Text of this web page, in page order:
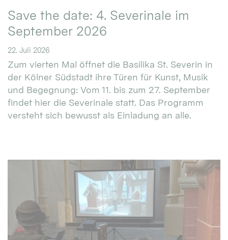
Save the date: 4. Severinale im
September 2026
22. Juli 2026
Zum vierten Mal öffnet die Basilika St. Severin in
der Kölner Südstadt ihre Türen für Kunst, Musik
und Begegnung: Vom 11. bis zum 27. September
findet hier die Severinale statt. Das Programm
versteht sich bewusst als Einladung an alle.